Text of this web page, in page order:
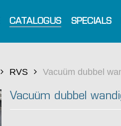
CATALOGUS SPECIALS
RVS Vacuüm dubbel
Vacuüm dubbel